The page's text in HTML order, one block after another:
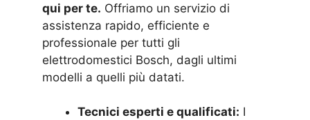
qui per te. Offriamo un servizio di
assistenza rapido, efficiente e
professionale per tutti gli
elettrodomestici Bosch, dagli ultimi
modelli a quelli più datati.
Tecnici esperti e qualificati: I